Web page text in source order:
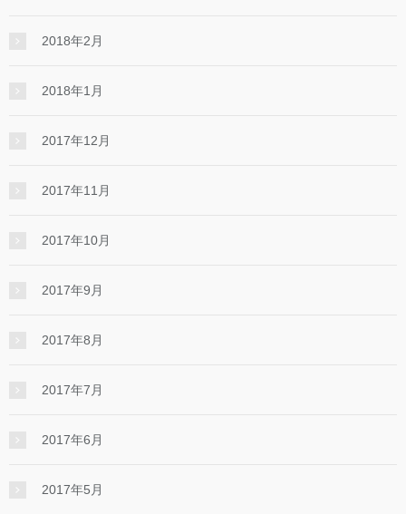
2018年2月
2018年1月
2017年12月
2017年11月
2017年10月
2017年9月
2017年8月
2017年7月
2017年6月
2017年5月